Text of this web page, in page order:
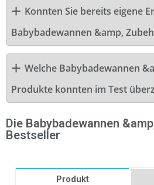
Konnten Sie bereits eigene
Babybadewannen &amp,
Welche Babybadewannen
Produkte konnten im Test
Die Babybadewannen
Bestseller
Produkt